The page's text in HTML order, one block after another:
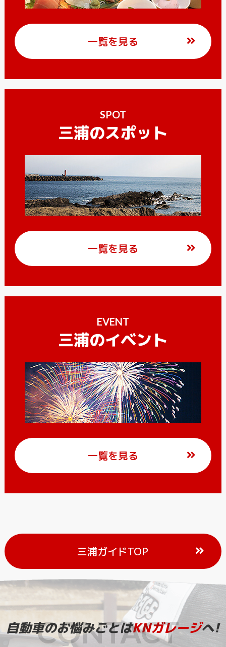
一覧を見る
SPOT
三浦のスポット
一覧を見る
EVENT
三浦のイベント
一覧を見る
三浦ガイドTOP
自動車のお悩みごとはKNガレージへ!